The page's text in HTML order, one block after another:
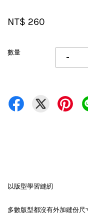
NT$ 260
數量 -
以版型學習縫紉
多數版型都沒有外加縫份尺